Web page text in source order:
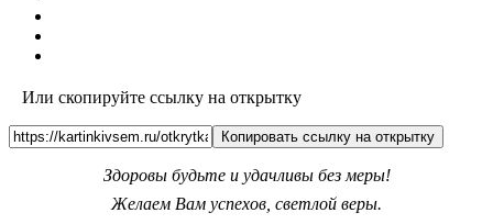
Или скопируйте ссылку на открытку
Копировать ссылку на открытку
Здоровы будьте и удачливы без меры!
Желаем Вам успехов, светлой веры.